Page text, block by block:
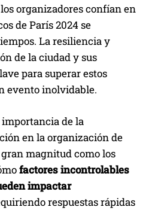
organizadores confían en
de París 2024 se
La resiliencia y
de la ciudad y sus
para superar estos
evento inolvidable.
de la
en la organización de
magnitud como los
factores incontrolables
impactar
respuestas rápidas